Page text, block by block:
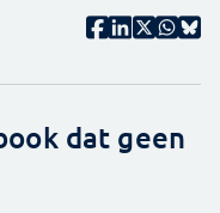
dat geen